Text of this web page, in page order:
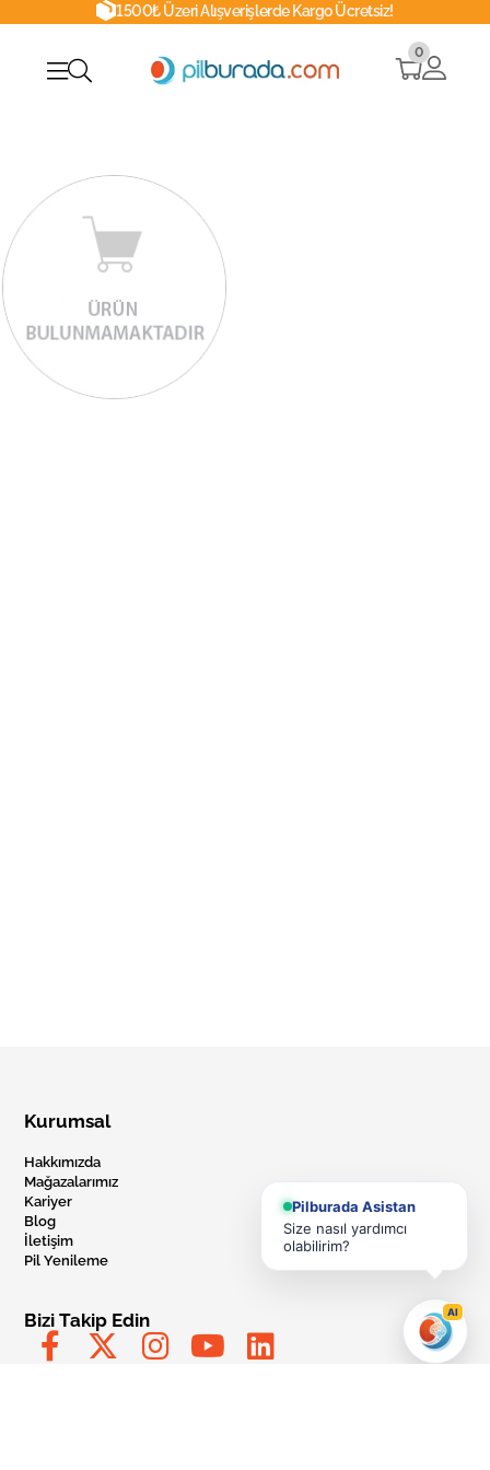
1500₺ Üzeri Alışverişlerde Kargo Ücretsiz!
0
Kurumsal
Hakkımızda
Mağazalarımız
Kariyer
Blog
İletişim
Pil Yenileme
Bizi Takip Edin
Pilburada Asistan
Size nasıl yardımcı
olabilirim?
AI